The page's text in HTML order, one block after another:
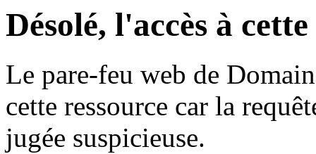
Désolé, l'accès à
Le pare-feu web de
cette ressource car la
jugée suspicieuse.